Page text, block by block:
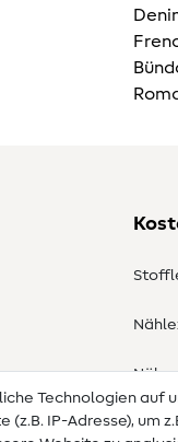
Technologien
(z.B. IP-Adresse),